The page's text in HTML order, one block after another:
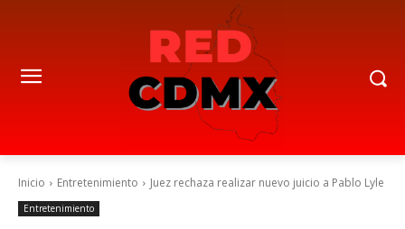
Inicio Entretenimiento Juez rechaza realizar nuevo juicio a Pablo Lyle
Entretenimiento